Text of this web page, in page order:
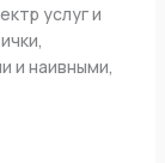
услуг и
и наивными,